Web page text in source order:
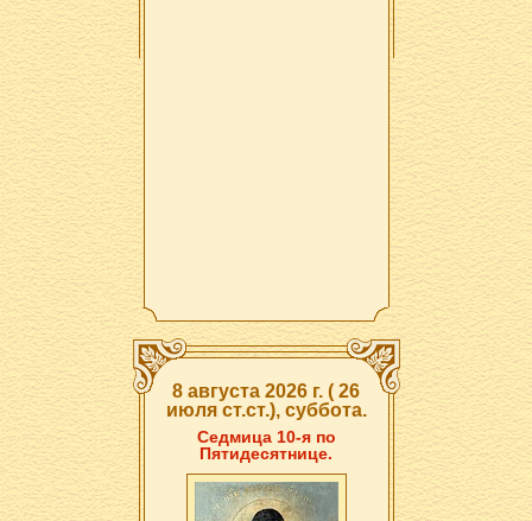
8 августа 2026 г. ( 26
июля ст.ст.), суббота.
Седмица 10-я по
Пятидесятнице.